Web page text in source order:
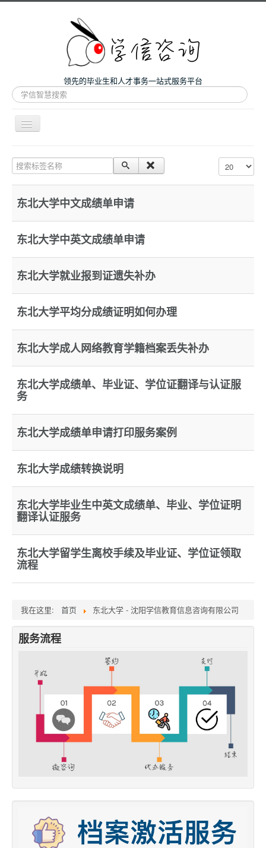
领先的毕业生和人才事务一站式服务平台
站
内
搜
导
航
关
微咨询
案例
搜索标签名称 每页显示条数
东北大学中文成绩单申请
东北大学中英文成绩单申请
东北大学就业报到证遗失补办
东北大学平均分成绩证明如何办理
东北大学成人网络教育学籍档案丢失补办
东北大学成绩单、毕业证、学位证翻译与认证服
务
东北大学成绩单申请打印服务案例
东北大学成绩转换说明
东北大学毕业生中英文成绩单、毕业、学位证明
翻译认证服务
东北大学留学生离校手续及毕业证、学位证领取
流程
我在这里: 首页 东北大学 - 沈阳学信教育信息咨询有限公司
服务流程